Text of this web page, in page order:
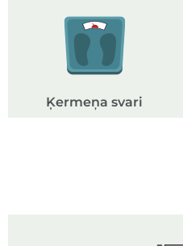
Ķermeņa svari